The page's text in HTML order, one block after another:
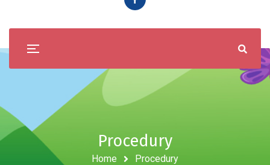
Procedury
Home Procedury